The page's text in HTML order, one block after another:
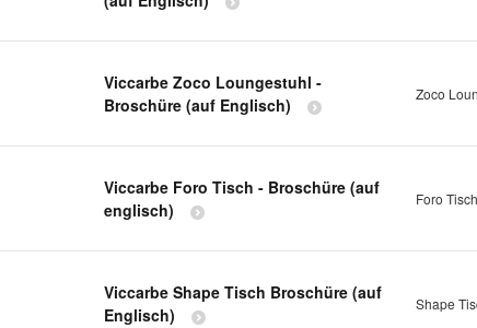
Viccarbe Zoco Loungestuhl -
Broschüre (auf Englisch)
Zoco
Viccarbe Foro Tisch - Broschüre (auf
englisch)
Foro Tisch
Viccarbe Shape Tisch Broschüre (auf
Englisch)
Shape